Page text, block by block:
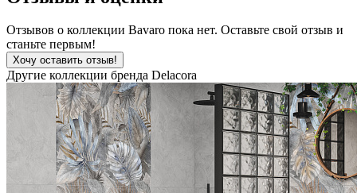
Отзывов о коллекции Bavaro пока нет. Оставьте свой отзыв и
станьте первым!
Хочу оставить отзыв!
Другие коллекции бренда Delacora